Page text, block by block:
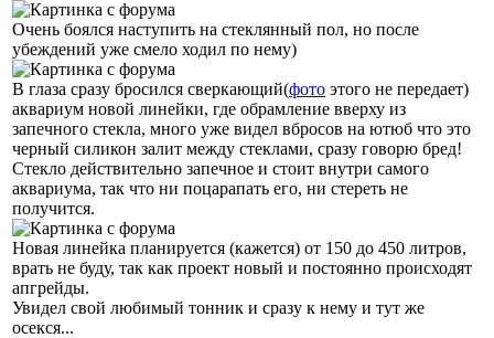
Очень боялся наступить на стеклянный пол, но после
убеждений уже смело ходил по нему)
В глаза сразу бросился сверкающий(фото этого не передает)
аквариум новой линейки, где обрамление вверху из
запечного стекла, много уже видел вбросов на ютюб что это
черный силикон залит между стеклами, сразу говорю бред!
Стекло действительно запечное и стоит внутри самого
аквариума, так что ни поцарапать его, ни стереть не
получится.
Новая линейка планируется (кажется) от 150 до 450 литров,
врать не буду, так как проект новый и постоянно происходят
апгрейды.
Увидел свой любимый тонник и сразу к нему и тут же
осекся...